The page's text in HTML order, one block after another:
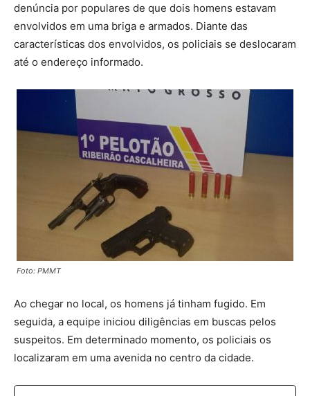
denúncia por populares de que dois homens estavam
envolvidos em uma briga e armados. Diante das
características dos envolvidos, os policiais se deslocaram
até o endereço informado.
Foto: PMMT
Ao chegar no local, os homens já tinham fugido. Em
seguida, a equipe iniciou diligências em buscas pelos
suspeitos. Em determinado momento, os policiais os
localizaram em uma avenida no centro da cidade.